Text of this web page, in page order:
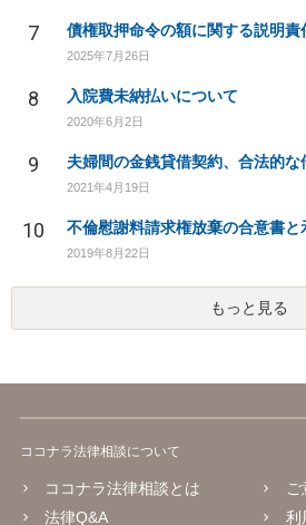
7 債権取押命令の額に関する説明責
2025年7月26日
8 入院費未納払いについて
2020年6月2日
9 夫婦間の金銭貸借契約、合法的
2021年4月19日
10 不倫慰謝料請求権放棄の合意書と
2019年8月22日
もっと見る
ココナラ法律相談について
ココナラ法律相談とは
法律Q&A
利